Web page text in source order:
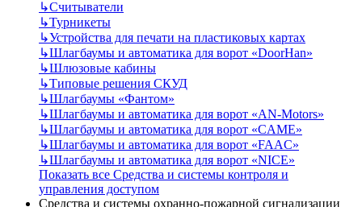
↳Считыватели
↳Турникеты
↳Устройства для печати на пластиковых картах
↳Шлагбаумы и автоматика для ворот «DoorHan»
↳Шлюзовые кабины
↳Типовые решения СКУД
↳Шлагбаумы «Фантом»
↳Шлагбаумы и автоматика для ворот «AN-Motors»
↳Шлагбаумы и автоматика для ворот «CAME»
↳Шлагбаумы и автоматика для ворот «FAAC»
↳Шлагбаумы и автоматика для ворот «NICE»
Показать все Средства и системы контроля и
управления доступом
Средства и системы охранно-пожарной сигнализации